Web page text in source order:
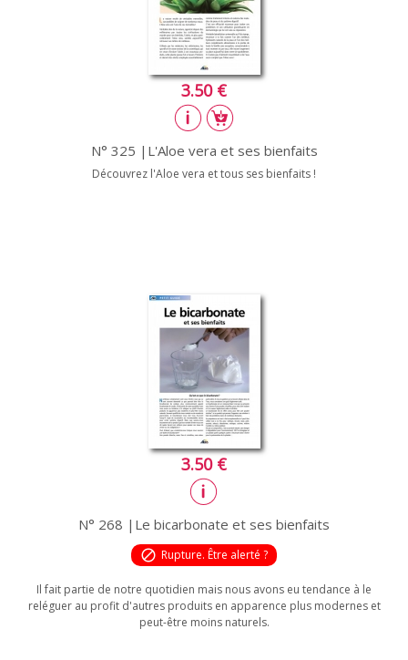
3.50 €
N° 325 |L'Aloe vera et ses bienfaits
Découvrez l'Aloe vera et tous ses bienfaits !
3.50 €
N° 268 |Le bicarbonate et ses bienfaits
block Rupture. Être alerté ?
Il fait partie de notre quotidien mais nous avons eu tendance à le
reléguer au profit d'autres produits en apparence plus modernes et
peut-être moins naturels.